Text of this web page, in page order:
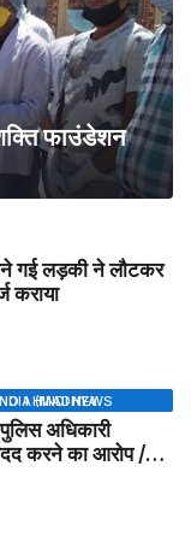
फाउंडेशन
गई लड़की ने लौटकर
कराया
अधिकारी
करने का आरोप /